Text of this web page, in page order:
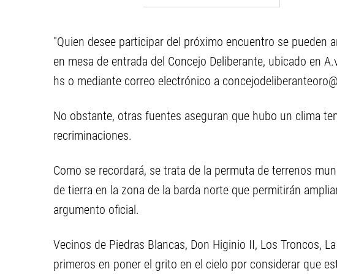
"Quien desee participar del próximo encuentro se pueden
en mesa de entrada del Concejo Deliberante, ubicado en
hs o mediante correo electrónico a
No obstante, otras fuentes aseguran que hubo un clima
recriminaciones.
Como se recordará, se trata de la permuta de terrenos
de tierra en la zona de la barda norte que permitirán
argumento oficial.
Vecinos de Piedras Blancas, Don Higinio II, Los Troncos,
primeros en poner el grito en el cielo por considerar que